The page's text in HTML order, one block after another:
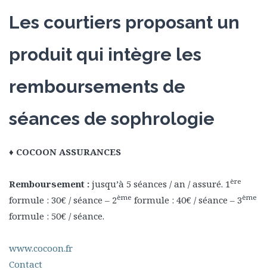
Les courtiers proposant un
produit qui intègre les
remboursements de
séances de sophrologie
♦ COCOON ASSURANCES
Remboursement : jusqu’à 5 séances / an / assuré. 1ère
formule : 30€ / séance – 2ème formule : 40€ / séance – 3ème
formule : 50€ / séance.
www.cocoon.fr
Contact